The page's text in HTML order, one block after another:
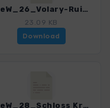
BoeW_26_Volary-RuineGans.gpx
23.09 KB
Download
BoeW_28_Schloss Kratochvile.gpx